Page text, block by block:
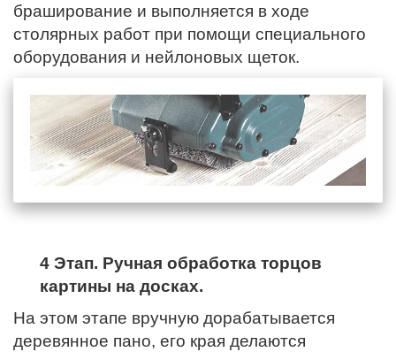
браширование и выполняется в ходе
столярных работ при помощи специального
оборудования и нейлоновых щеток.
4 Этап. Ручная обработка торцов
картины на досках.
На этом этапе вручную дорабатывается
деревянное пано, его края делаются